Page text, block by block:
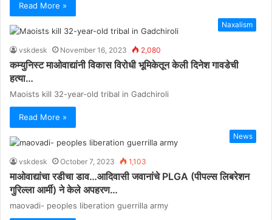
Read More »
Naxalism
vskdesk November 16, 2023 2,080
कम्युनिस्ट माओवाद्यांनी विकास विरोधी भूमिकेतून केली दिनेश गावडेची
हत्या…
Maoists kill 32-year-old tribal in Gadchiroli
Read More »
News
vskdesk October 7, 2023 1,103
माओवाद्यांचा रडीचा डाव…आदिवासी जवानांचे PLGA (पीपल्स लिबरेशन
गुरिल्ला आर्मी) ने केले अपहरण…
maovadi- peoples liberation guerrilla army